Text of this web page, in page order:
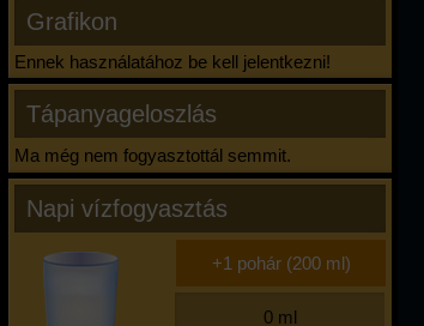
Grafikon
Ennek használatához be kell jelentkezni!
Tápanyageloszlás
Ma még nem fogyasztottál semmit.
Napi vízfogyasztás